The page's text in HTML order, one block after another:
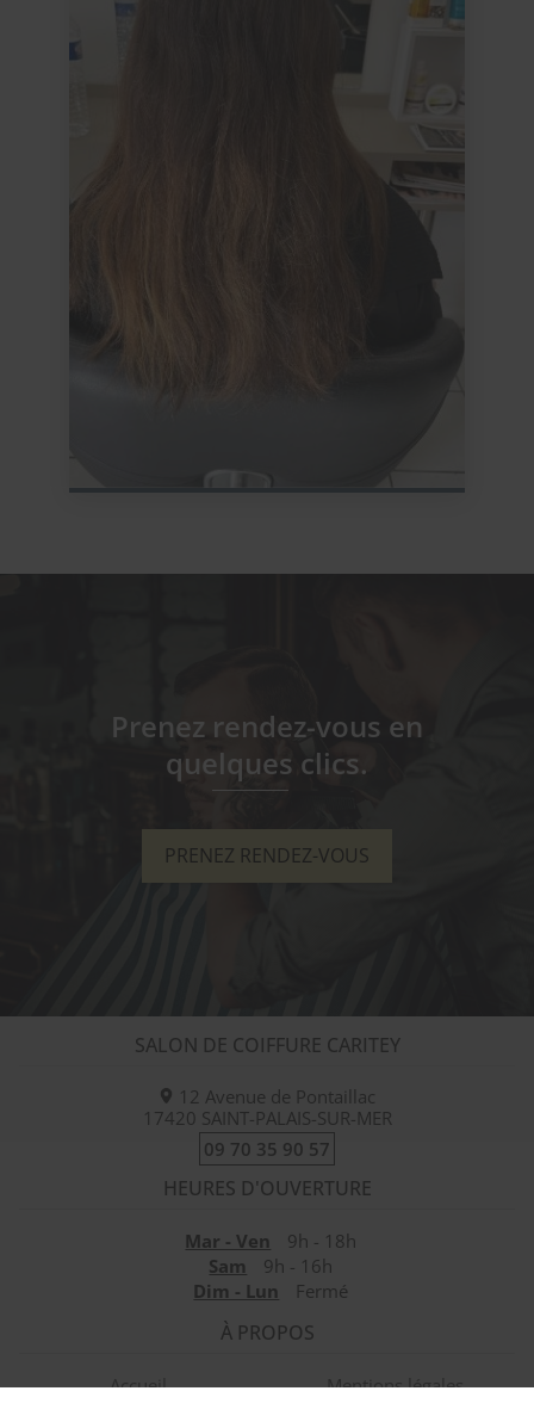
Prenez rendez-vous en
quelques clics.
PRENEZ RENDEZ-VOUS
SALON DE COIFFURE CARITEY
12 Avenue de Pontaillac
17420 SAINT-PALAIS-SUR-MER
09 70 35 90 57
HEURES D'OUVERTURE
Mar - Ven
9h - 18h
Sam
9h - 16h
Dim - Lun
Fermé
À PROPOS
Accueil
Mentions légales